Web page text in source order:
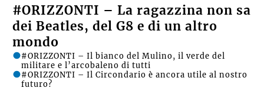
#ORIZZONTI – La ragazzina non sa
dei Beatles, del G8 e di un altro
mondo
#ORIZZONTI – Il bianco del Mulino, il verde del
militare e l’arcobaleno di tutti
#ORIZZONTI – Il Circondario è ancora utile al nostro
futuro?